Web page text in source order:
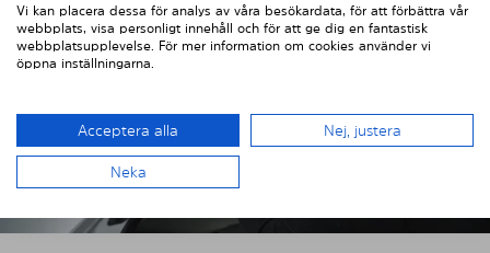
Vi kan placera dessa för analys av våra besökardata, för att förbättra vår
webbplats, visa personligt innehåll och för att ge dig en fantastisk
webbplatsupplevelse. För mer information om cookies använder vi
öppna inställningarna.
Acceptera alla Nej, justera
Neka